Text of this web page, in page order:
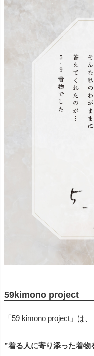
59kimono project
「59 kimono project」は、
”着る人に寄り添った着物